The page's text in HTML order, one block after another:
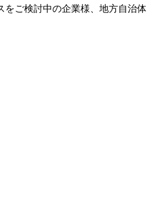
をご検討中の企業様、地方自治体